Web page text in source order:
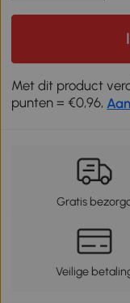
Met dit product
punten = €0,96,
Gratis
Veilige